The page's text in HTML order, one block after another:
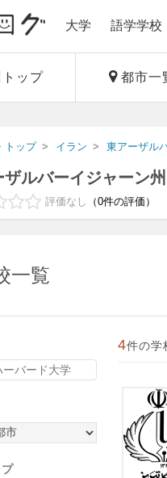
大学 語学学校
トップ 都市一
トップ イラン 東アーザル
ザルバーイジャーン州
評価なし 0件の評価
一覧
4件の学